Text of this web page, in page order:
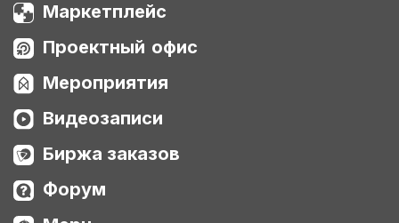
Маркетплейс
Проектный офис
Мероприятия
Видеозаписи
Биржа заказов
Форум